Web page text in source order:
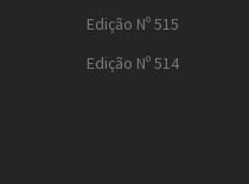
Edição Nº 515
Edição Nº 514